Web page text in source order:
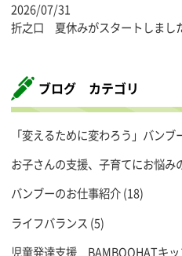
2026/07/31
折之口 夏休みがスタートしまし
ブログ カテゴリ
「変えるために変わろう」バン
お子さんの支援、子育てにお悩み
バンブーのお仕事紹介(18)
ライフバランス (5)
児童発達支援 BAMBOOHATキ